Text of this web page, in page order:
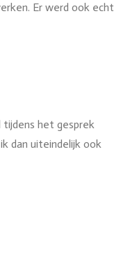
Er werd ook echt
het gesprek
dan uiteindelijk ook